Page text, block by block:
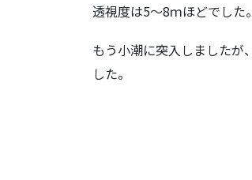
透視度は5～8ｍほどでした。
もう小潮に突入しましたが
した。